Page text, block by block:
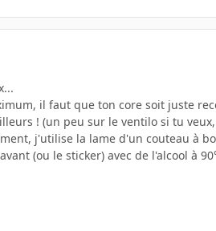
il faut que ton core soit juste
! (un peu sur le ventilo si tu
j'utilise la lame d'un couteau à
(ou le sticker) avec de l'alcool à